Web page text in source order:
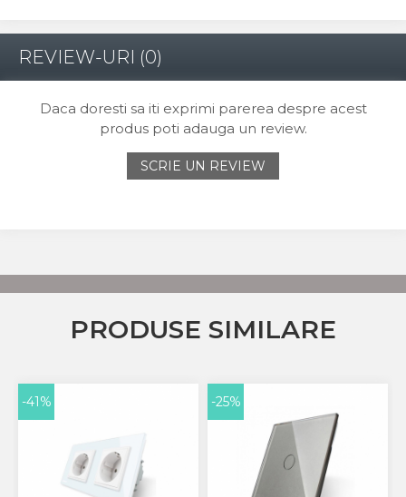
REVIEW-URI (0)
Daca doresti sa iti exprimi parerea despre acest
produs poti adauga un review.
SCRIE UN REVIEW
PRODUSE SIMILARE
-41% -25%